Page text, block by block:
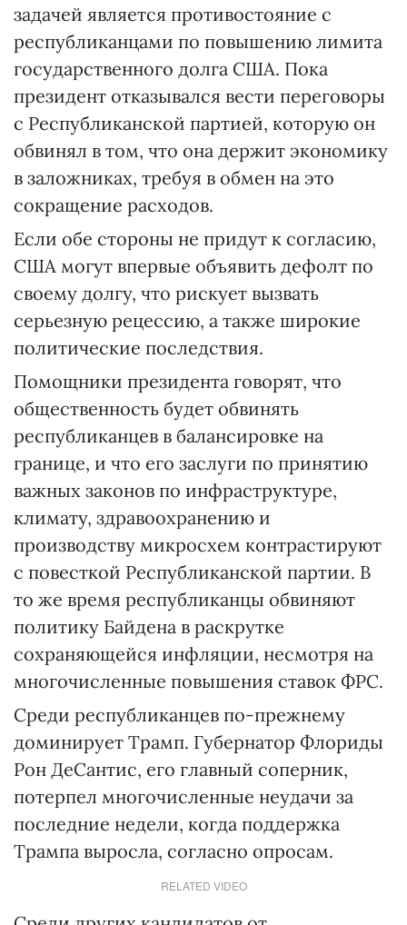
задачей является противостояние с
республиканцами по повышению лимита
государственного долга США. Пока
президент отказывался вести переговоры
с Республиканской партией, которую он
обвинял в том, что она держит экономику
в заложниках, требуя в обмен на это
сокращение расходов.
Если обе стороны не придут к согласию,
США могут впервые объявить дефолт по
своему долгу, что рискует вызвать
серьезную рецессию, а также широкие
политические последствия.
Помощники президента говорят, что
общественность будет обвинять
республиканцев в балансировке на
границе, и что его заслуги по принятию
важных законов по инфраструктуре,
климату, здравоохранению и
производству микросхем контрастируют
с повесткой Республиканской партии. В
то же время республиканцы обвиняют
политику Байдена в раскрутке
сохраняющейся инфляции, несмотря на
многочисленные повышения ставок ФРС.
Среди республиканцев по-прежнему
доминирует Трамп. Губернатор Флориды
Рон ДеСантис, его главный соперник,
потерпел многочисленные неудачи за
последние недели, когда поддержка
Трампа выросла, согласно опросам.
RELATED VIDEO